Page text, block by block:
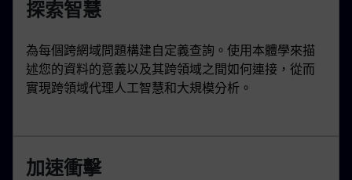
探索智慧
為每個跨網域問題構建自定義查詢。使用本體學來描
述您的資料的意義以及其跨領域之間如何連接，從而
實現跨領域代理人工智慧和大規模分析。
加速衝擊